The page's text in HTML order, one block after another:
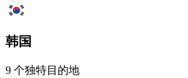
韩国
9 个独特目的地